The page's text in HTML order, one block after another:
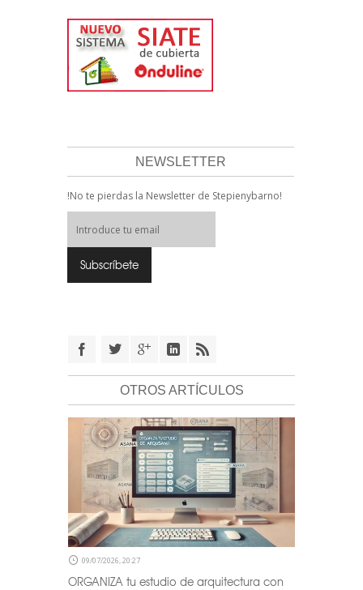
NEWSLETTER
!No te pierdas la Newsletter de Stepienybarno!
OTROS ARTÍCULOS
09/07/2026, 20:27
ORGANIZA tu estudio de arquitectura con